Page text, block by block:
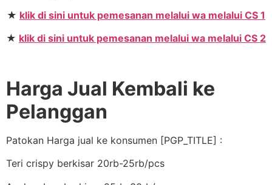
★ klik di sini untuk pemesanan melalui wa melalui CS 1
★ klik di sini untuk pemesanan melalui wa melalui CS 2
Harga Jual Kembali ke
Pelanggan
Patokan Harga jual ke konsumen [PGP_TITLE] :
Teri crispy berkisar 20rb-25rb/pcs